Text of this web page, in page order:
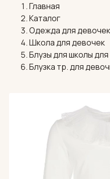
Главная
Каталог
Одежда для девочек
Школа для девочек
Блузы для школы
Блузка тр. для